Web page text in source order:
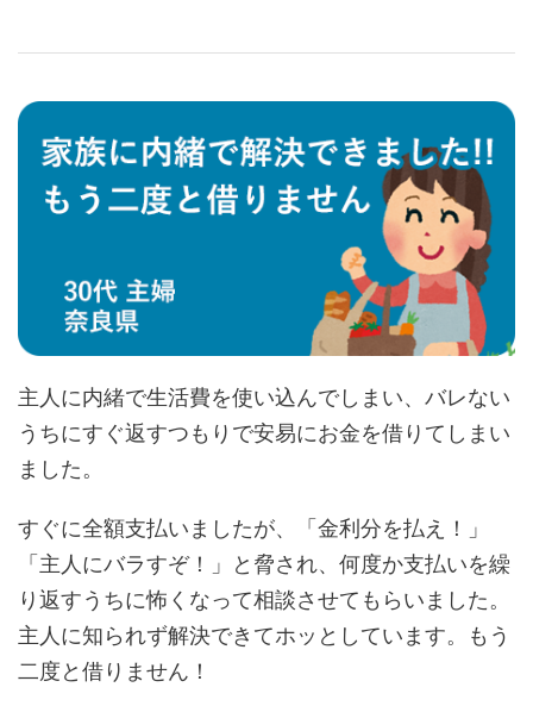
主人に内緒で生活費を使い込んでしまい、バレない
うちにすぐ返すつもりで安易にお金を借りてしまい
ました。
すぐに全額支払いましたが、「金利分を払え！」
「主人にバラすぞ！」と脅され、何度か支払いを繰
り返すうちに怖くなって相談させてもらいました。
主人に知られず解決できてホッとしています。もう
二度と借りません！